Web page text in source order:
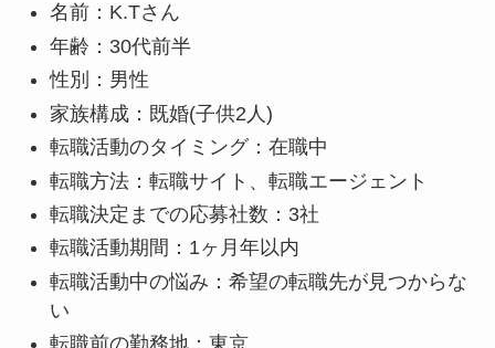
名前：K.Tさん
年齢：30代前半
性別：男性
家族構成：既婚(子供2人)
転職活動のタイミング：在職中
転職方法：転職サイト、転職エージェント
転職決定までの応募社数：3社
転職活動期間：1ヶ月年以内
転職活動中の悩み：希望の転職先が見つからな
い